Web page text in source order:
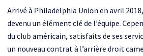
Arrivé à Philadelphia Union en avril 2018,
devenu un élément clé de l’équipe.
du club américain, satisfaits de ses
un nouveau contrat à l’arrière droit